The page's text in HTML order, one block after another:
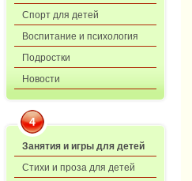
Спорт для детей
Воспитание и психология
Подростки
Новости
4
Занятия и игры для детей
Стихи и проза для детей